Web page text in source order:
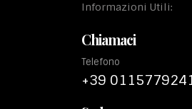
Informazioni Utili:
Chiamaci
Telefono
+39